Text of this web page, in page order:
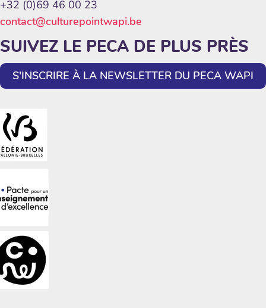
+32 (0)69 46 00 23
contact@culturepointwapi.be
SUIVEZ LE PECA DE PLUS PRÈS
S'INSCRIRE À LA NEWSLETTER DU PECA WAPI